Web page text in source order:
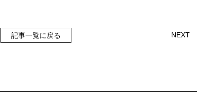
記事一覧に戻る NEXT